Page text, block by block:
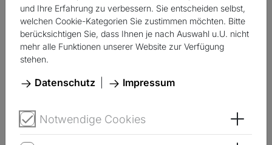
Freitag 8:00 – 12:30 Uhr
nutzen Sie bitte für Kurzanliegen (z.B. Abgabe
von Unterlagen).
und Ihre Erfahrung zu verbessern. Sie entscheiden selbst,
welchen Cookie-Kategorien Sie zustimmen möchten. Bitte
berücksichtigen Sie, dass Ihnen je nach Auswahl u.U. nicht
mehr alle Funktionen unserer Website zur Verfügung
stehen.
Datenschutz Impressum
Notwendige Cookies
Öffnen